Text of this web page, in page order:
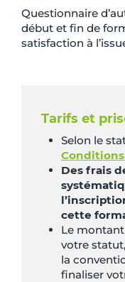
Questionnaire
début et fin de
satisfaction à
Tarifs et
Selon le
Conditions
Des frais
cette
Le
votre
la
finaliser